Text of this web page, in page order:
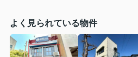
よく見られている物件